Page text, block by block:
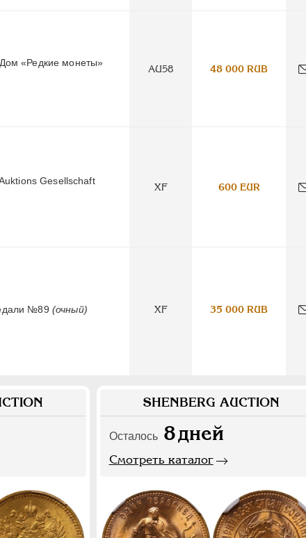
«Редкие монеты»
AU58 48 000 RUB
Gesellschaft
XF 600 EUR
№89 (очный) XF 35 000 RUB
SHENBERG AUCTION
Осталось 8дней
Смотреть каталог